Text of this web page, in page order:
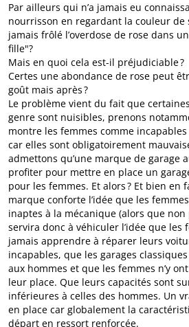
Par ailleurs qui n’a jamais eu
nourrisson en regardant la couleur de
jamais frôlé l’overdose de rose dans
fille"?
Mais en quoi cela est-il préjudiciable ?
Certes une abondance de rose peut
goût mais après ?
Le problème vient du fait que
genre sont nuisibles, prenons
montre les femmes comme
car elles sont obligatoirement
admettons qu’une marque de garage
profiter pour mettre en place un
pour les femmes. Et alors ? Et bien en
marque conforte l’idée que les
inaptes à la mécanique (alors que non
servira donc à véhiculer l’idée que
jamais apprendre à réparer leurs
incapables, que les garages
aux hommes et que les femmes n’y
leur place. Que leurs capacités sont
inférieures à celles des hommes. Un
en place car globalement la
départ en ressort renforcée.